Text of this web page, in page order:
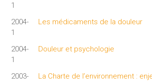
1
2004-
1
Les médicaments de la douleur
2004-
1
Douleur et psychologie
2003-
La Charte de l’environnement :